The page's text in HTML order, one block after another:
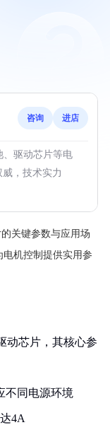
咨询 进店
、驱动芯片等电
，技术实力
关键参数与应用场
机控制提供实用参
动芯片，其核心参
不同电源环境
4A